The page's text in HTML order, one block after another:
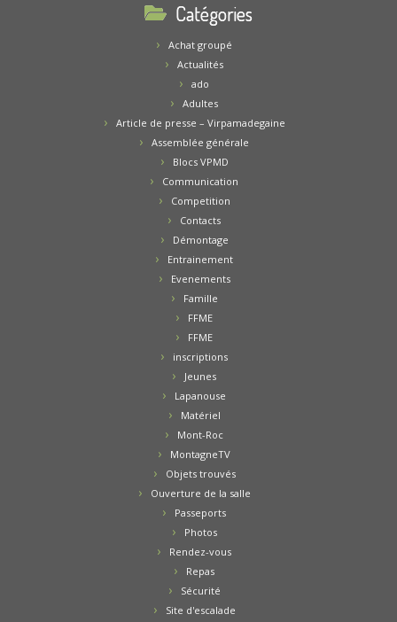
Catégories
Achat groupé
Actualités
ado
Adultes
Article de presse – Virpamadegaine
Assemblée générale
Blocs VPMD
Communication
Competition
Contacts
Démontage
Entrainement
Evenements
Famille
FFME
FFME
inscriptions
Jeunes
Lapanouse
Matériel
Mont-Roc
MontagneTV
Objets trouvés
Ouverture de la salle
Passeports
Photos
Rendez-vous
Repas
Sécurité
Site d'escalade